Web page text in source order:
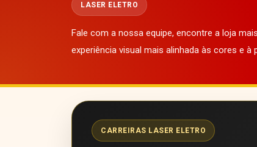
LASER ELETRO
Fale com a nossa equipe, encontre a loja
experiência visual mais alinhada às cores e à
CARREIRAS LASER ELETRO